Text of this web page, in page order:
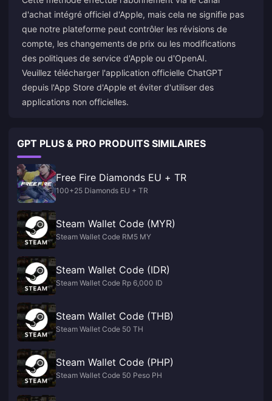
d'achat intégré officiel d'Apple, mais cela ne signifie pas
que notre plateforme peut contrôler les révisions de
compte, les changements de prix ou les modifications
des politiques de service d'Apple ou d'OpenAI.
Veuillez télécharger l'application officielle ChatGPT
depuis l'App Store d'Apple et éviter d'utiliser des
applications non officielles.
GPT PLUS & PRO PRODUITS SIMILAIRES
Free Fire Diamonds EU + TR
100+25 Diamonds EU + TR
Steam Wallet Code (MYR)
Steam Wallet Code RM5 MY
Steam Wallet Code (IDR)
Steam Wallet Code Rp 6,000 ID
Steam Wallet Code (THB)
Steam Wallet Code 50 TH
Steam Wallet Code (PHP)
Steam Wallet Code 50 Peso PH